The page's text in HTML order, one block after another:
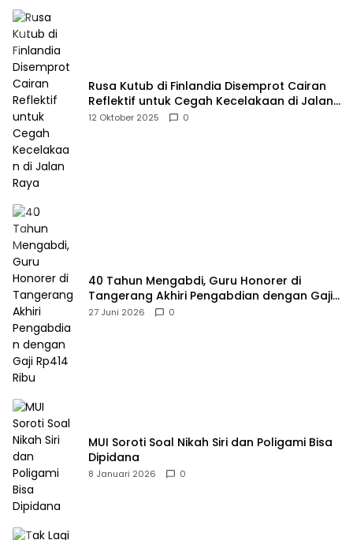
Rusa Kutub di Finlandia Disemprot Cairan
Reflektif untuk Cegah Kecelakaan di Jalan
Raya
12 Oktober 2025 0
40 Tahun Mengabdi, Guru Honorer di
Tangerang Akhiri Pengabdian dengan Gaji
Rp414 Ribu
27 Juni 2026 0
MUI Soroti Soal Nikah Siri dan Poligami Bisa
Dipidana
8 Januari 2026 0